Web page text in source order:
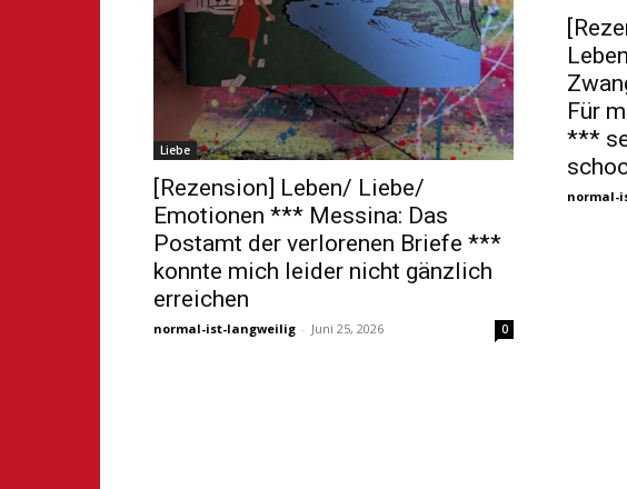
Liebe
[Rezension] Leben/ Liebe/
Emotionen *** Messina: Das
Postamt der verlorenen Briefe ***
konnte mich leider nicht gänzlich
erreichen
normal-ist-langweilig - Juni 25, 2026 0
Für
***
normal-